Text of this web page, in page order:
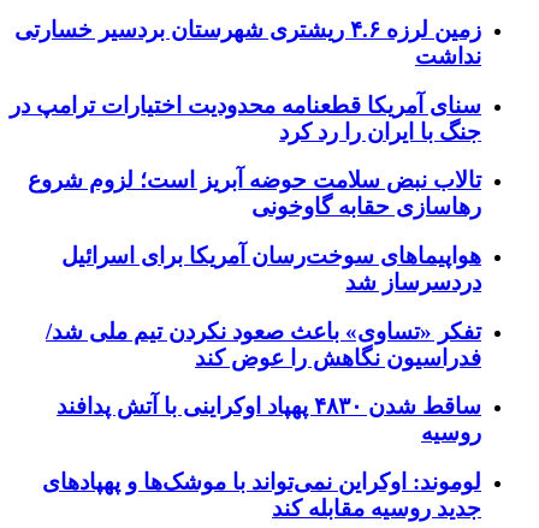
زمین لرزه ۴.۶ ریشتری شهرستان بردسیر خسارتی
نداشت
سنای آمریکا قطعنامه محدودیت اختیارات ترامپ در
جنگ با ایران را رد کرد
تالاب نبض سلامت حوضه آبریز است؛ لزوم شروع
رهاسازی حقابه گاوخونی
هواپیماهای سوخت‌رسان آمریکا برای اسرائیل
دردسرساز شد
تفکر «تساوی» باعث صعود نکردن تیم ملی شد/
فدراسیون نگاهش را عوض کند
ساقط شدن ۴۸۳۰ پهپاد اوکراینی با آتش پدافند
روسیه
لوموند: اوکراین نمی‌تواند با موشک‌ها و پهپادهای
جدید روسیه مقابله کند